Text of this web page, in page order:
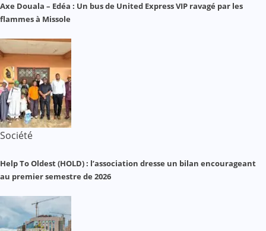
Axe Douala – Edéa : Un bus de United Express VIP ravagé par les
flammes à Missole
Société
Help To Oldest (HOLD) : l’association dresse un bilan encourageant
au premier semestre de 2026